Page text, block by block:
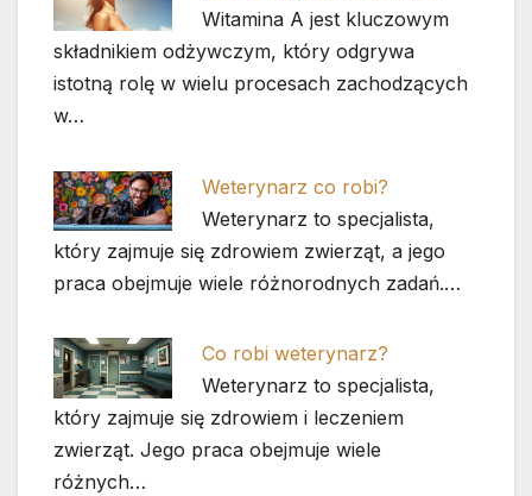
Witamina A jest kluczowym
składnikiem odżywczym, który odgrywa
istotną rolę w wielu procesach zachodzących
w…
Weterynarz co robi?
Weterynarz to specjalista,
który zajmuje się zdrowiem zwierząt, a jego
praca obejmuje wiele różnorodnych zadań.…
Co robi weterynarz?
Weterynarz to specjalista,
który zajmuje się zdrowiem i leczeniem
zwierząt. Jego praca obejmuje wiele
różnych…